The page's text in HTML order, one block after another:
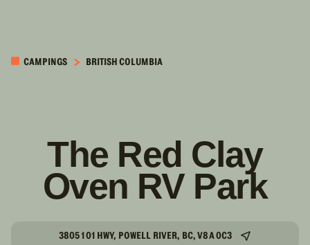
CONTENUCAMPINGS BRITISH COLUMBIA
The Red Clay
Oven RV Park
3805 101 HWY, POWELL RIVER, BC, V8A 0C3